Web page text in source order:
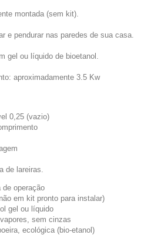
montada (sem kit).
e pendurar nas paredes de sua casa.
gel ou líquido de bioetanol.
aproximadamente 3.5 Kw
0,25 (vazio)
de lareiras.
de operação
em kit pronto para instalar)
gel ou líquido
sem cinzas
ecológica (bio-etanol)